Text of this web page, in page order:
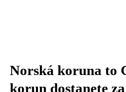
Norská koruna to
korun dostanete